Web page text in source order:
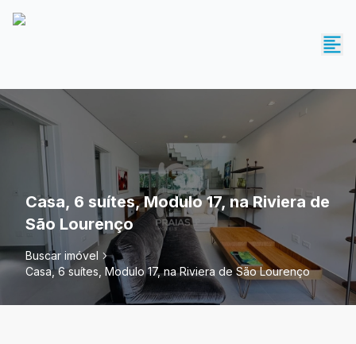
Casa, 6 suítes, Modulo 17, na Riviera de
São Lourenço
Buscar imóvel
Casa, 6 suítes, Modulo 17, na Riviera de São Lourenço